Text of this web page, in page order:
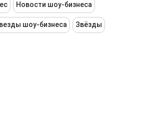
Новости шоу-бизнеса
шоу-бизнеса Звёзды